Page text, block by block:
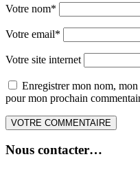
Votre nom*
Votre email*
Votre site internet
Enregistrer mon nom,
pour mon prochain
Nous contacter…